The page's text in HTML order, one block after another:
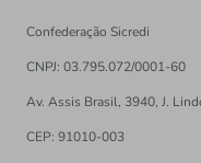
Confederação Sicredi
CNPJ: 03.795.072/0001-60
Av. Assis Brasil, 3940, J.
CEP: 91010-003